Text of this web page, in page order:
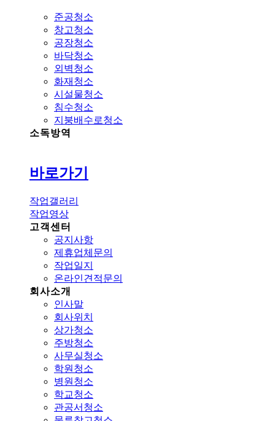
준공청소
창고청소
공장청소
바닥청소
외벽청소
화재청소
시설물청소
침수청소
지붕배수로청소
소독방역
바로가기
작업갤러리
작업영상
고객센터
공지사항
제휴업체문의
작업일지
온라인견적문의
회사소개
인사말
회사위치
상가청소
주방청소
사무실청소
학원청소
병원청소
학교청소
관공서청소